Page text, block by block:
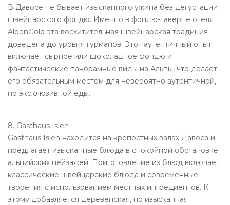
В Давосе не бывает изысканного ужина без дегустации
швейцарского фондю. Именно в фондю-таверне отеля
AlpenGold эта восхитительная швейцарская традиция
доведена до уровня гурманов. Этот аутентичный опыт
включает сырное или шоколадное фондю и
фантастические панорамные виды на Альпы, что делает
его обязательным местом для невероятно аутентичной,
но эксклюзивной еды.
8. Gasthaus Islen
Gasthaus Islen находится на крепостных валах Давоса и
предлагает изысканные блюда в спокойной обстановке
альпийских пейзажей. Приготовление их блюд включает
классические швейцарские блюда и современные
творения с использованием местных ингредиентов. К
этому добавляется деревенская, но изысканная